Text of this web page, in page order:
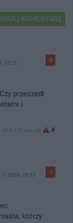
KOMENTARZ
-8
19:21
przeszedł
i
IP: 5.172.xx4.xx0 #
-3
20:13
którzy